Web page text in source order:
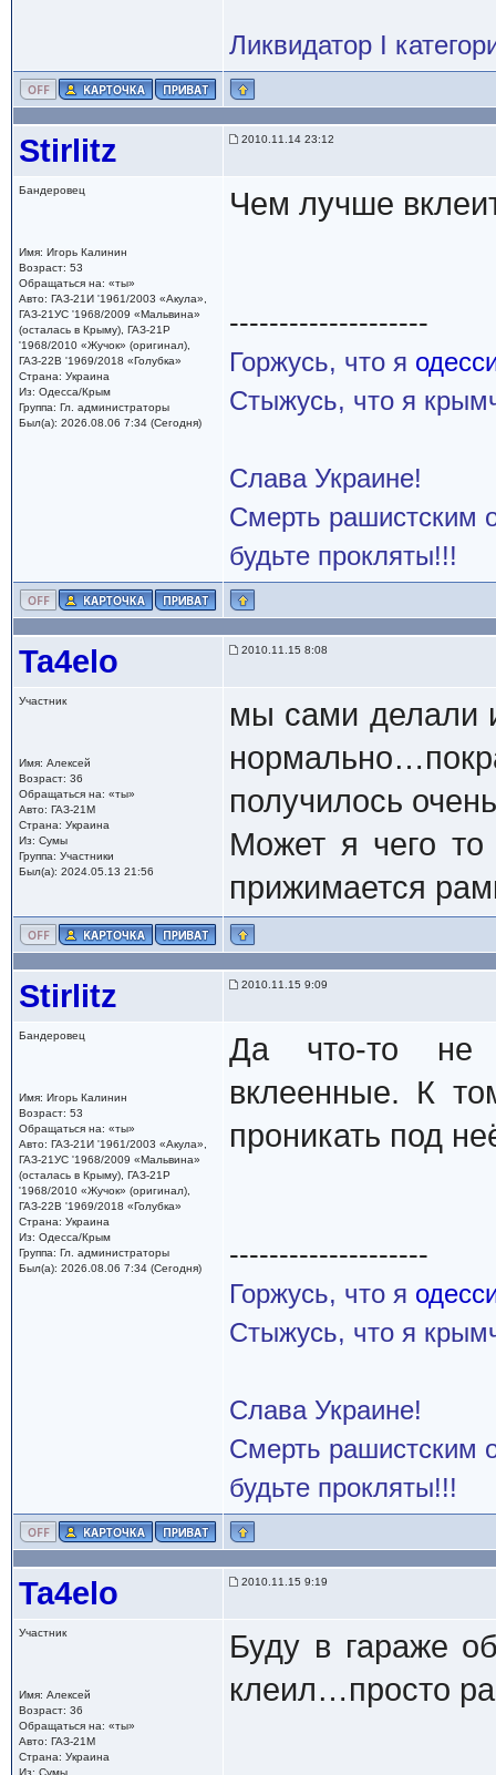
Ликвидатор I
Stirlitz 2010.11.14 23:12
Бандеровец
Имя: Игорь Калинин
Возраст: 53
Обращаться на: «ты»
Авто: ГАЗ-21И '1961/2003 «Акула»,
ГАЗ-21УС '1968/2009 «Мальвина»
(осталась в Крыму), ГАЗ-21Р
'1968/2010 «Жучок» (оригинал),
ГАЗ-22В '1969/2018 «Голубка»
Страна: Украина
Из: Одесса/Крым
Группа: Гл. администраторы
Был(а): 2026.08.06 7:34 (Сегодня)
Чем лучше
--------------------
Горжусь, что я
Стыжусь, что я
Слава Украине!
Смерть рашистским
будьте прокляты!!!
Ta4elo 2010.11.15 8:08
Участник
Имя: Алексей
Возраст: 36
Обращаться на: «ты»
Авто: ГАЗ-21М
Страна: Украина
Из: Сумы
Группа: Участники
Был(а): 2024.05.13 21:56
мы сами делали
получилось
Может я чего
прижимается
Stirlitz 2010.11.15 9:09
Бандеровец
Имя: Игорь Калинин
Возраст: 53
Обращаться на: «ты»
Авто: ГАЗ-21И '1961/2003 «Акула»,
ГАЗ-21УС '1968/2009 «Мальвина»
(осталась в Крыму), ГАЗ-21Р
'1968/2010 «Жучок» (оригинал),
ГАЗ-22В '1969/2018 «Голубка»
Страна: Украина
Из: Одесса/Крым
Группа: Гл. администраторы
Был(а): 2026.08.06 7:34 (Сегодня)
Да что-то не
вклеенные. К
проникать под
--------------------
Горжусь, что я
Стыжусь, что я
Слава Украине!
Смерть рашистским
будьте прокляты!!!
Ta4elo 2010.11.15 9:19
Участник
Имя: Алексей
Возраст: 36
Обращаться на: «ты»
Авто: ГАЗ-21М
Страна: Украина
Из: Сумы
Буду в гараже
клеил…просто